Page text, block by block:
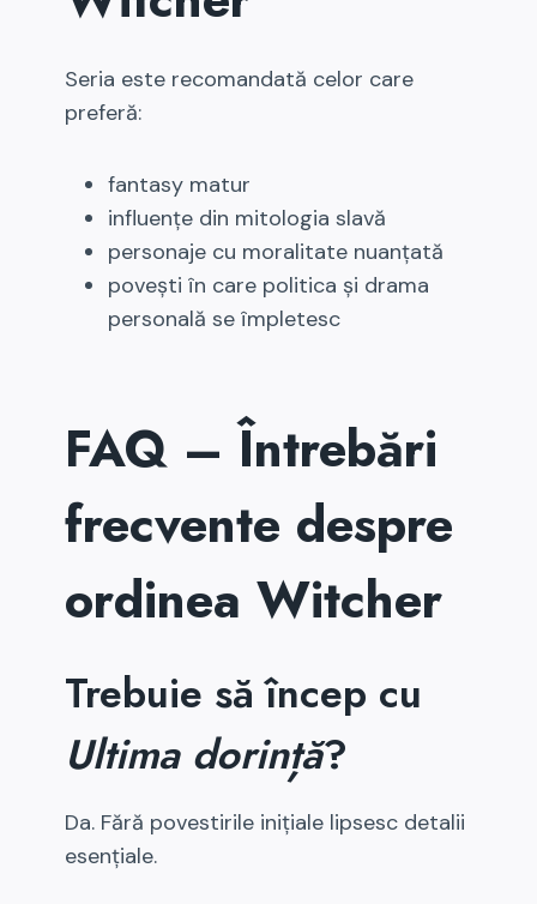
Seria este recomandată celor care
preferă:
fantasy matur
influențe din mitologia slavă
personaje cu moralitate nuanțată
povești în care politica și drama
personală se împletesc
FAQ – Întrebări
frecvente despre
ordinea Witcher
Trebuie să încep cu
Ultima dorință?
Da. Fără povestirile inițiale lipsesc detalii
esențiale.